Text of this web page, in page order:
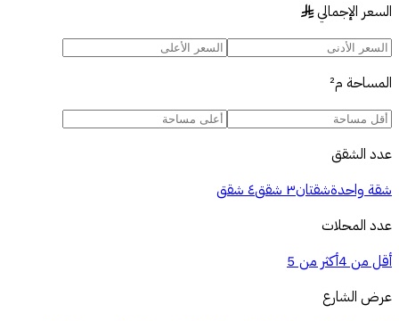
السعر الإجمالي §
المساحة م²
عدد الشقق
شقة واحدةشقتان٣ شقق
٤ شقق
عدد المحلات
أقل من 4 أكثر من 5
عرض الشارع